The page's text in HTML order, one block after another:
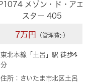
メゾン・ド・アエロ
スター 405
7万円 （管理費:-）
東北本線「 土呂 」駅 徒歩4
分
住所：さいたま市北区土呂